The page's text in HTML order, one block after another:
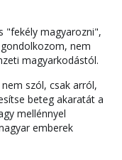
"fekély magyarozni",
nem
magyarkodástól.
szól, csak arról,
beteg akaratát a
mellénnyel
emberek